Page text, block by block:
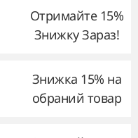
Отримайте 15%
Знижку Зараз!
Знижка 15% на
обраний товар